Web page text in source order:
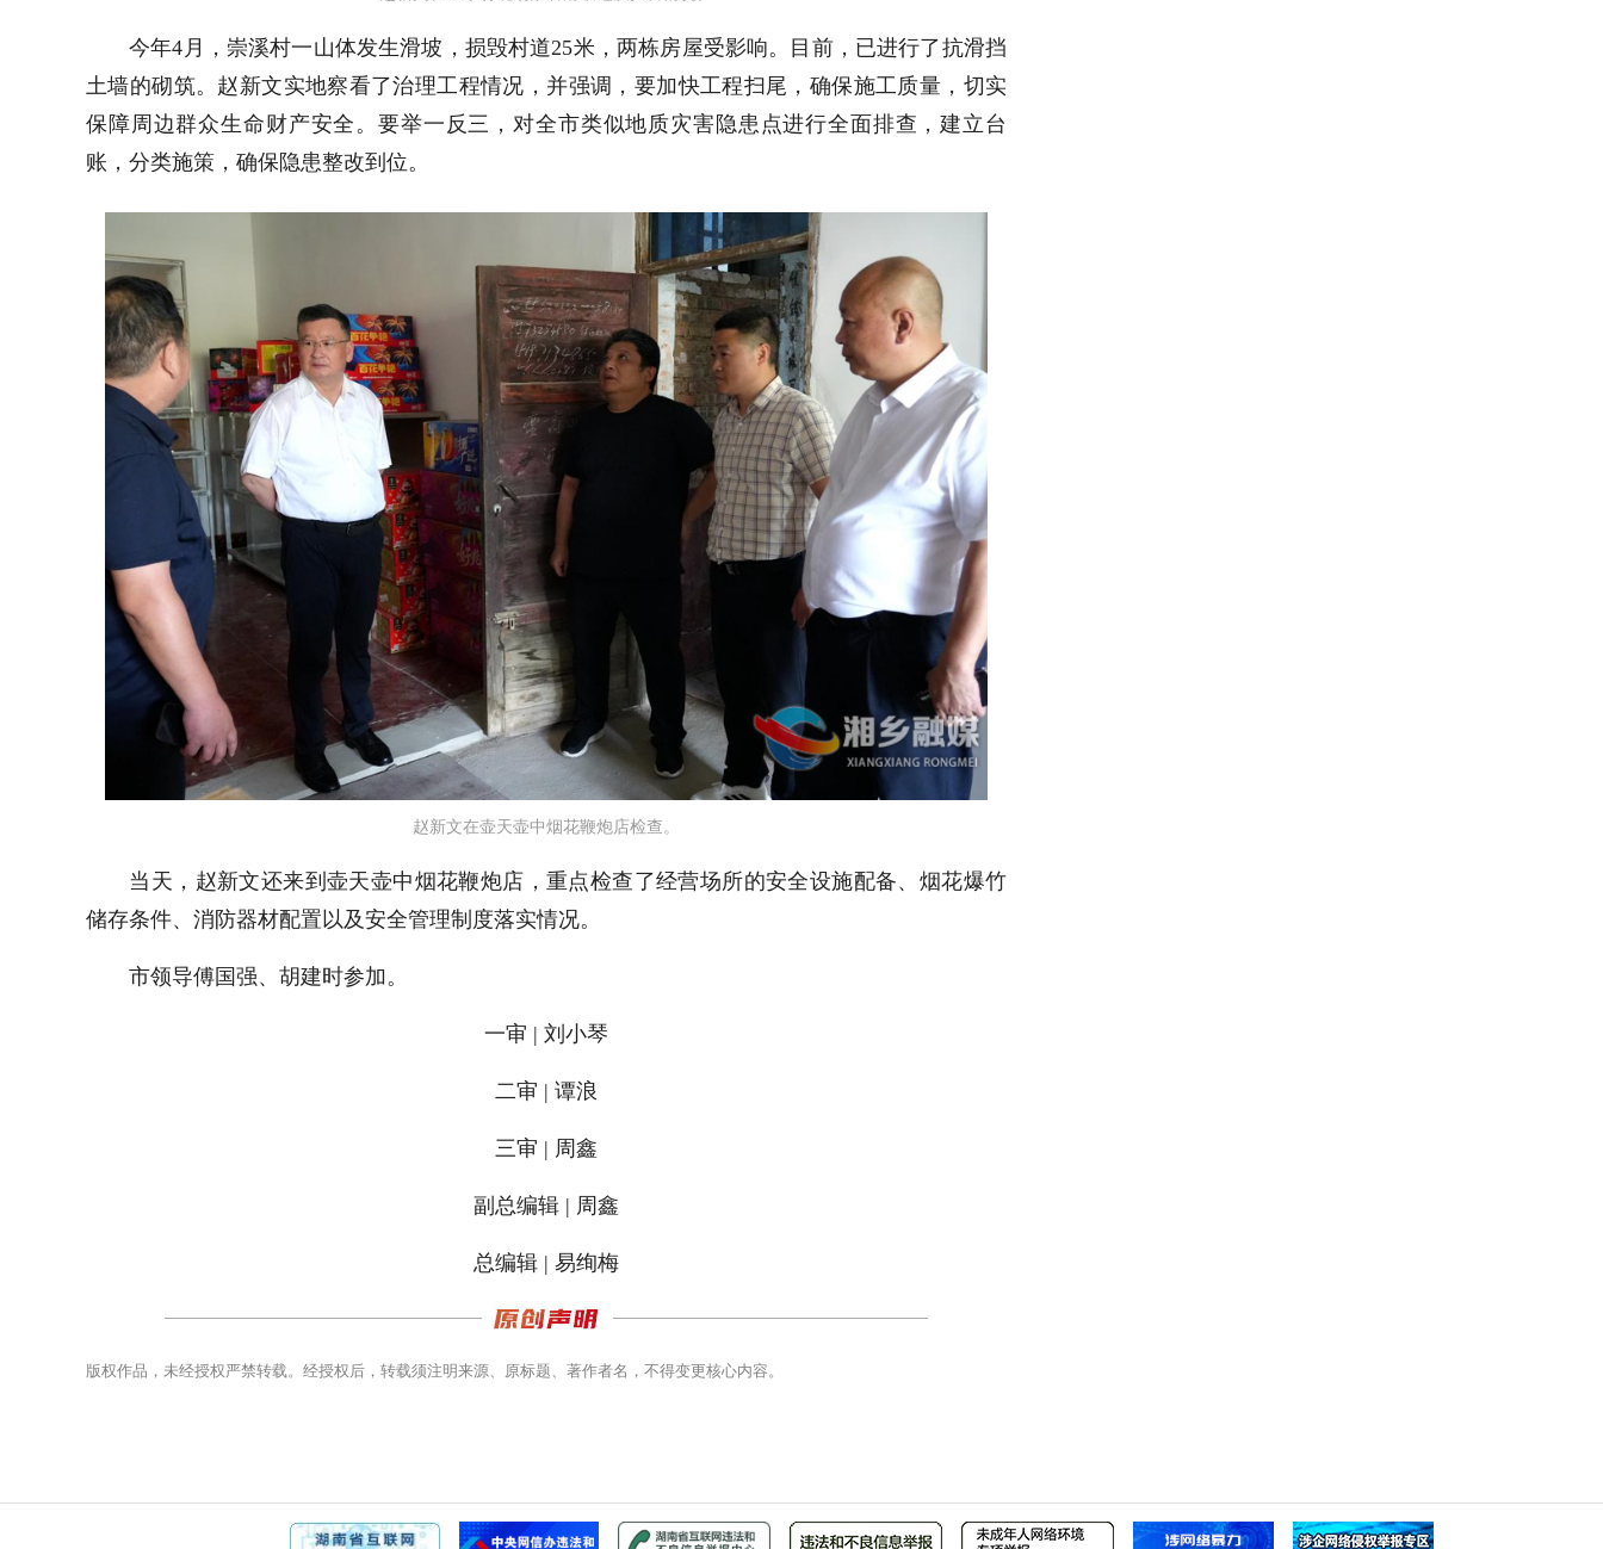
今年4月，崇溪村一山体发生滑坡，损毁村道25米，两栋房屋受影响。目前，已进行了抗滑挡
土墙的砌筑。赵新文实地察看了治理工程情况，并强调，要加快工程扫尾，确保施工质量，切实
保障周边群众生命财产安全。要举一反三，对全市类似地质灾害隐患点进行全面排查，建立台
账，分类施策，确保隐患整改到位。
赵新文在壶天壶中烟花鞭炮店检查 。
​当天，赵新文还来到壶天壶中烟花鞭炮店，重点检查了经营场所的安全设施配备、烟花爆竹
储存条件、消防器材配置以及安全管理制度落实情况。
市领导傅国强、胡建时参加。
一审 | 刘小琴
二审 | 谭浪
三审 | 周鑫
副总编辑 | 周鑫
总编辑 | 易绚梅
版权作品，未经授权严禁转载。经授权后，转载须注明来源、原标题、著作者名，不得变更核心内容。